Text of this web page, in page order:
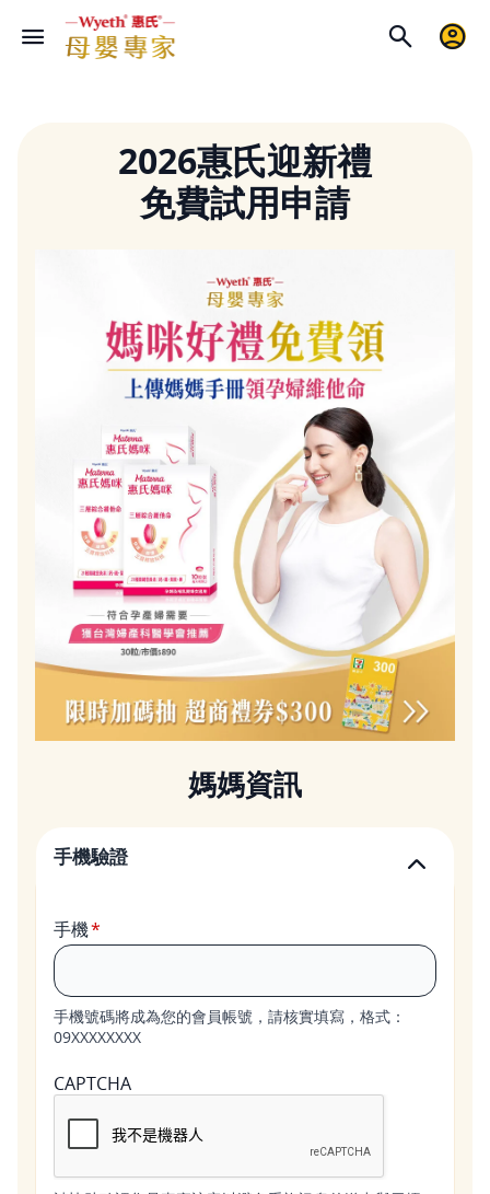
2026惠氏迎新禮
免費試用申請
媽媽資訊
手機驗證
手機
手機號碼將成為您的會員帳號，請核實填寫，格式：
09XXXXXXXX
CAPTCHA